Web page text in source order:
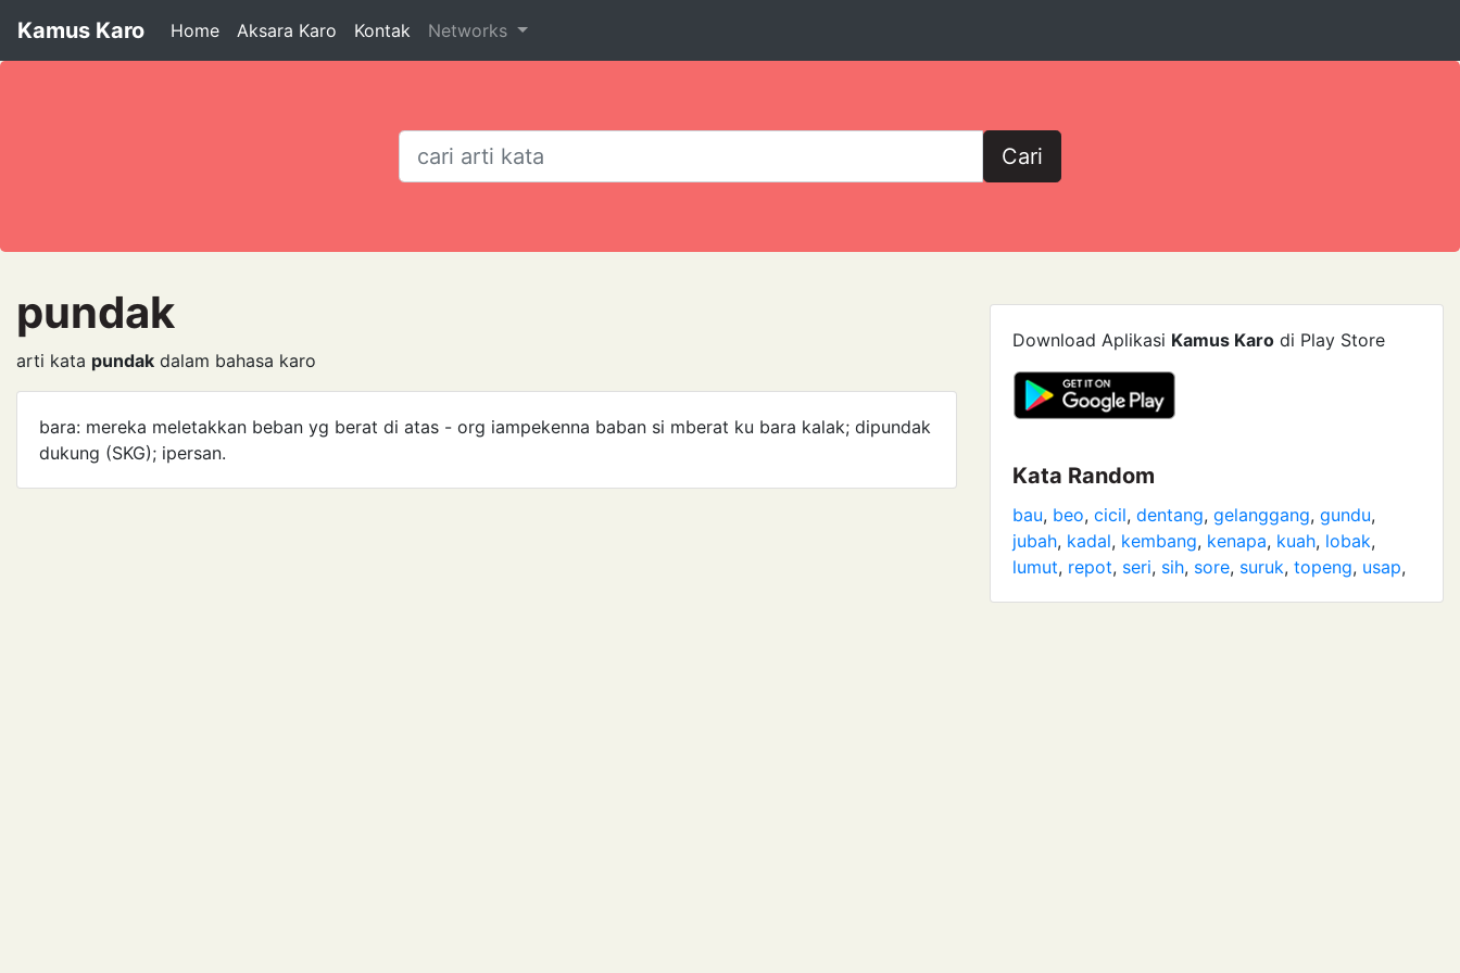
Kamus Karo Home Aksara Karo Kontak Networks
Cari
pundak
arti kata pundak dalam bahasa karo
bara: mereka meletakkan beban yg berat di atas - org iampekenna baban si mberat ku bara kalak; dipundak
dukung (SKG); ipersan.
Download Aplikasi Kamus Karo di Play Store
Kata Random
bau, beo, cicil, dentang, gelanggang, gundu,
jubah, kadal, kembang, kenapa, kuah, lobak,
lumut, repot, seri, sih, sore, suruk, topeng, usap,